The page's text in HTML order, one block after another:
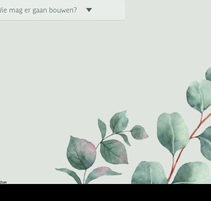
mag er gaan bouwen?